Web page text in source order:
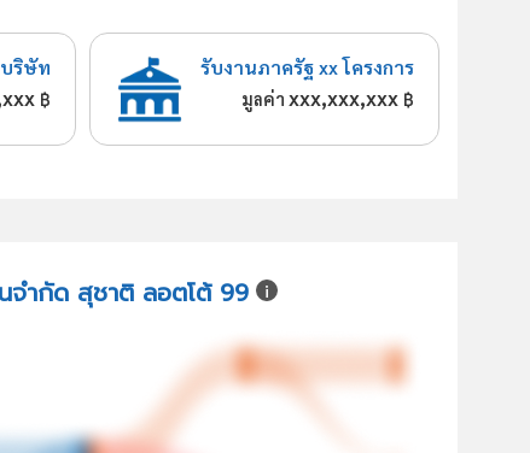
ริษัท
฿
รับงานภาครัฐ xx โครงการ
มูลค่าxxx,xxx,xxx ฿
ำกัด สุชาติ ลอตโต้ 99